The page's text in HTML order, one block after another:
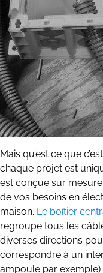
Mais qu’est ce que
chaque projet est
est conçue sur
de vos besoins en
maison. Le boîtier
regroupe tous les
diverses directions
correspondre à un
ampoule par